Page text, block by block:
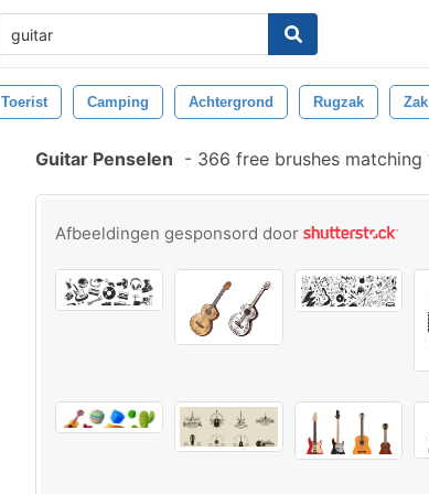
Toerist Camping Achtergrond Rugzak Zak
Guitar Penselen - 366 free brushes matching
Afbeeldingen gesponsord door